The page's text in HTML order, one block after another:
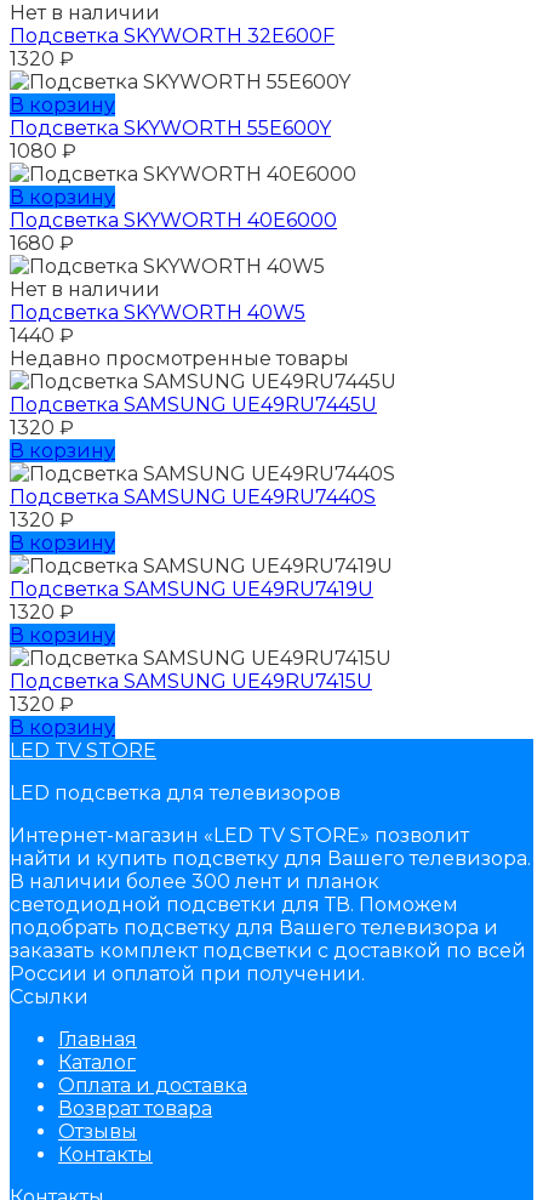
Нет в наличии
Подсветка SKYWORTH 32E600F
1320 ₽
В корзину
Подсветка SKYWORTH 55E600Y
1080 ₽
В корзину
Подсветка SKYWORTH 40E6000
1680 ₽
Нет в наличии
Подсветка SKYWORTH 40W5
1440 ₽
Недавно просмотренные товары
Подсветка SAMSUNG UЕ49RU7445U
1320 ₽
В корзину
Подсветка SAMSUNG UЕ49RU7440S
1320 ₽
В корзину
Подсветка SAMSUNG UЕ49RU7419U
1320 ₽
В корзину
Подсветка SAMSUNG UЕ49RU7415U
1320 ₽
В корзину
LED TV STORE
LED подсветка для телевизоров
Интернет-магазин «LED TV STORE» позволит
найти и купить подсветку для Вашего телевизора.
В наличии более 300 лент и планок
светодиодной подсветки для ТВ. Поможем
подобрать подсветку для Вашего телевизора и
заказать комплект подсветки с доставкой по всей
России и оплатой при получении.
Ссылки
Главная
Каталог
Оплата и доставка
Возврат товара
Отзывы
Контакты